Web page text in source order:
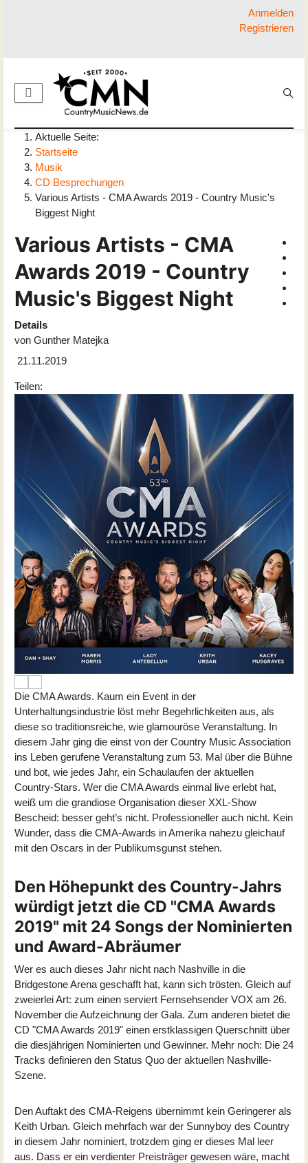
Anmelden
Registrieren
Aktuelle Seite:
Startseite
Musik
CD Besprechungen
Various Artists - CMA Awards 2019 - Country Music's
Biggest Night
Various Artists - CMA
Awards 2019 - Country
Music's Biggest Night
Details
von Gunther Matejka
21.11.2019
Teilen:
Die CMA Awards. Kaum ein Event in der
Unterhaltungsindustrie löst mehr Begehrlichkeiten aus, als
diese so traditionsreiche, wie glamouröse Veranstaltung. In
diesem Jahr ging die einst von der Country Music Association
ins Leben gerufene Veranstaltung zum 53. Mal über die Bühne
und bot, wie jedes Jahr, ein Schaulaufen der aktuellen
Country-Stars. Wer die CMA Awards einmal live erlebt hat,
weiß um die grandiose Organisation dieser XXL-Show
Bescheid: besser geht’s nicht. Professioneller auch nicht. Kein
Wunder, dass die CMA-Awards in Amerika nahezu gleichauf
mit den Oscars in der Publikumsgunst stehen.
Den Höhepunkt des Country-Jahrs
würdigt jetzt die CD "CMA Awards
2019" mit 24 Songs der Nominierten
und Award-Abräumer
Wer es auch dieses Jahr nicht nach Nashville in die
Bridgestone Arena geschafft hat, kann sich trösten. Gleich auf
zweierlei Art: zum einen serviert Fernsehsender VOX am 26.
November die Aufzeichnung der Gala. Zum anderen bietet die
CD "CMA Awards 2019" einen erstklassigen Querschnitt über
die diesjährigen Nominierten und Gewinner. Mehr noch: Die 24
Tracks definieren den Status Quo der aktuellen Nashville-
Szene.
Den Auftakt des CMA-Reigens übernimmt kein Geringerer als
Keith Urban. Gleich mehrfach war der Sunnyboy des Country
in diesem Jahr nominiert, trotzdem ging er dieses Mal leer
aus. Dass er ein verdienter Preisträger gewesen wäre, macht